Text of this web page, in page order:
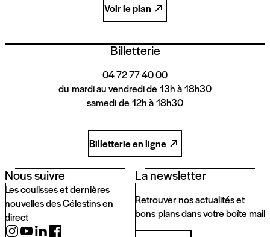
Voir le plan
Billetterie
04 72 77 40 00
du mardi au vendredi de 13h à 18h30
samedi de 12h à 18h30
Billetterie en ligne
Nous suivre
Les coulisses et dernières
nouvelles des Célestins en
direct
La newsletter
Retrouver nos actualités et
bons plans dans votre boîte mail